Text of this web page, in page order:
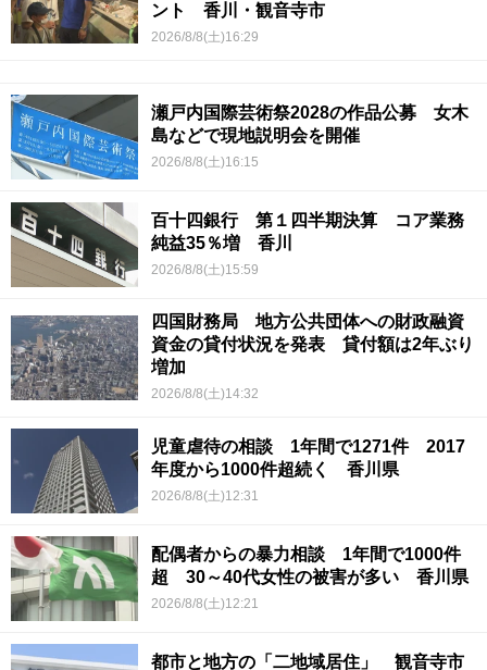
ント 香川・観音寺市
2026/8/8(土)16:29
瀬戸内国際芸術祭2028の作品公募 女木
島などで現地説明会を開催
2026/8/8(土)16:15
百十四銀行 第１四半期決算 コア業務
純益35％増 香川
2026/8/8(土)15:59
四国財務局 地方公共団体への財政融資
資金の貸付状況を発表 貸付額は2年ぶり
増加
2026/8/8(土)14:32
児童虐待の相談 1年間で1271件 2017
年度から1000件超続く 香川県
2026/8/8(土)12:31
配偶者からの暴力相談 1年間で1000件
超 30～40代女性の被害が多い 香川県
2026/8/8(土)12:21
都市と地方の「二地域居住」 観音寺市